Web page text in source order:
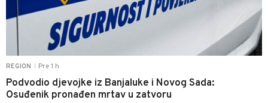
REGION Pre 1 h
Podvodio djevojke iz Banjaluke i Novog Sada:
Osuđenik pronađen mrtav u zatvoru